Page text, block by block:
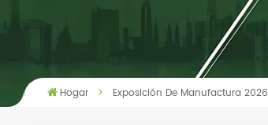
Hogar Exposición De Manufactura 2026